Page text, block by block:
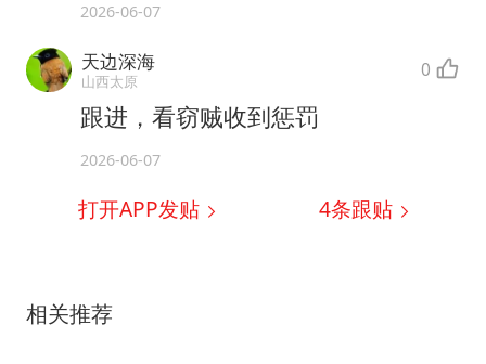
2026-06-07
天边深海
山西太原 0
跟进，看窃贼收到惩罚
2026-06-07
打开APP发贴 4条跟贴
相关推荐